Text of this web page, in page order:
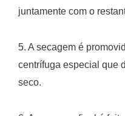
juntamente com o
5. A secagem é
centrífuga especial que
seco.